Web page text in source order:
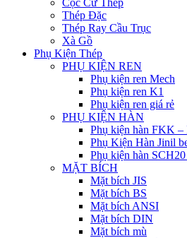
Cọc Cừ Thép
Thép Đặc
Thép Ray Cầu Trục
Xà Gồ
Phụ Kiện Thép
PHỤ KIỆN REN
Phụ kiện ren Mech
Phụ kiện ren K1
Phụ kiện ren giá rẻ
PHỤ KIỆN HÀN
Phụ kiện hàn FKK –
Phụ Kiện Hàn Jinil
Phụ kiện hàn
MẶT BÍCH
Mặt bích JIS
Mặt bích BS
Mặt bích ANSI
Mặt bích DIN
Mặt bích mù